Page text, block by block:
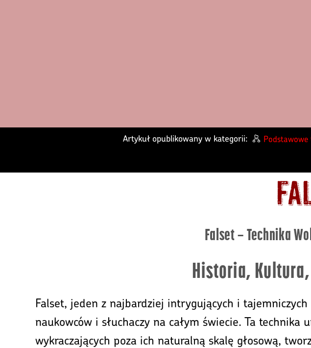
Artykuł opublikowany w kategorii:
Falset – Technika
Historia,
Falset, jeden z najbardziej intrygujących i
naukowców i słuchaczy na całym świecie. Ta
wykraczających poza ich naturalną skalę głosową,